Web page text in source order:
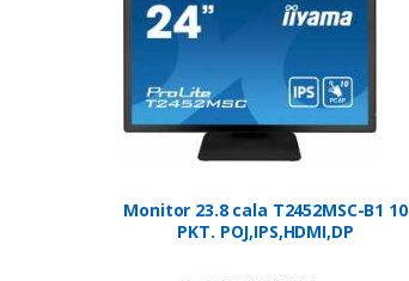
Monitor 23.8 cala T2452MSC-B1 10
PKT. POJ,IPS,HDMI,DP